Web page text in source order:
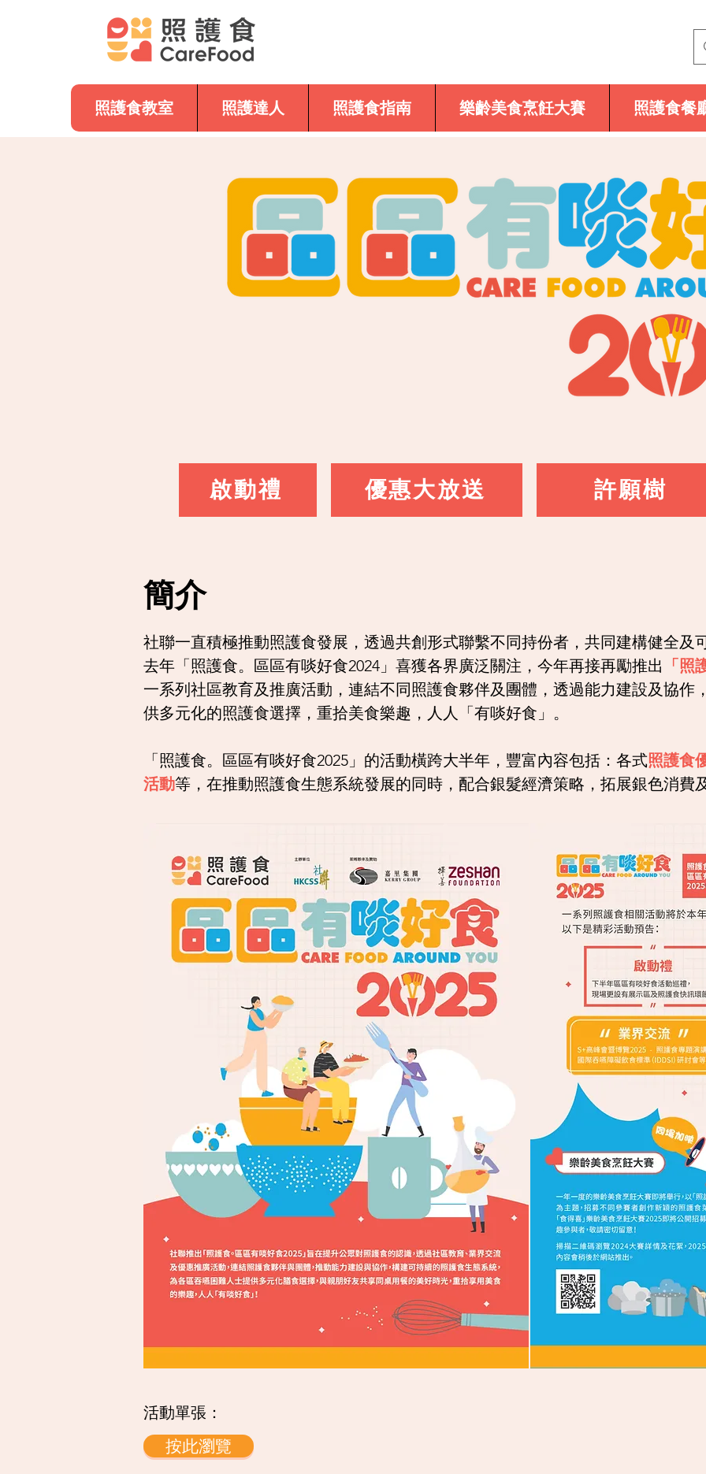
照護食教室 照護達人 照護食指南 樂齡美食烹飪大賽 照護食餐
啟動禮 優惠大放送 許願樹
簡介
社聯一直積極推動照護食發展，透過共創形式聯繫不同持份者，共同建構健全及
去年「照護食。區區有啖好食2024」喜獲各界廣泛關注，今年再接再勵推出
「照
一系列社區教育及推廣活動，連結不同照護食夥伴及團體，透過能力建設及協作
供多元化的照護食選擇，重拾美食樂趣，人人「有啖好食」。
「照護食。區區有啖好食2025」的活動橫跨大半年，豐富內容包括：各式照護食
活動等，在推動照護食生態系統發展的同時，配合銀髮經濟策略，拓展銀色消費
活動單張：
按此瀏覽